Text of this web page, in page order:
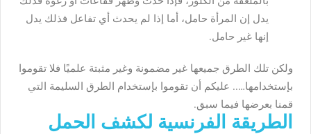
يدل إن المرأة حامل، أما إذا لم يحدث أي تفاعل فذلك يدل
إنها غير حامل.
ولكن تلك الطرق جميعها غير مضمونة وغير مثبتة علميًا فلا تقوموا
بإستخدامها….. عليكم أن تقوموا بإستخدام الطرق السليمة التي
قمنا بعرضها فيما سبق.
الطريقة الفرنسية لكشف الحمل